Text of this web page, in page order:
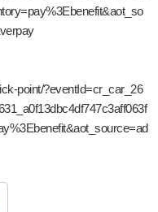
point/?eventId=cr_car_26